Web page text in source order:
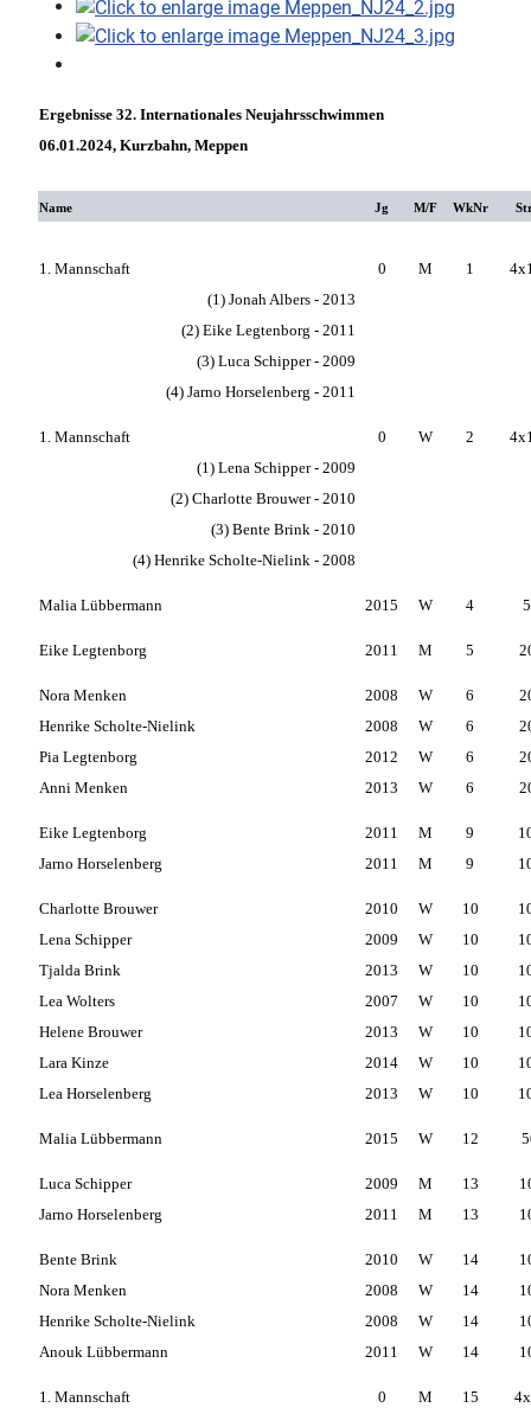
Ergebnisse 32. Internationales Neujahrsschwimmen
06.01.2024, Kurzbahn, Meppen
Name Jg M/F WkNr
1. Mannschaft 0 M 1
(1) Jonah Albers - 2013
(2) Eike Legtenborg - 2011
(3) Luca Schipper - 2009
(4) Jarno Horselenberg - 2011
1. Mannschaft 0 W 2
(1) Lena Schipper - 2009
(2) Charlotte Brouwer - 2010
(3) Bente Brink - 2010
(4) Henrike Scholte-Nielink - 2008
Malia Lübbermann 2015 W 4
Eike Legtenborg 2011 M 5
Nora Menken 2008 W 6
Henrike Scholte-Nielink
2008 W 6
Pia Legtenborg
2012 W 6
Anni Menken
2013 W 6
Eike Legtenborg 2011 M 9
Jarno Horselenberg
2011 M 9
Charlotte Brouwer 2010 W 10
Lena Schipper
2009 W 10
Tjalda Brink
2013 W 10
Lea Wolters
2007 W 10
Helene Brouwer
2013 W 10
Lara Kinze
2014 W 10
Lea Horselenberg
2013 W 10
Malia Lübbermann 2015 W 12
Luca Schipper 2009 M 13
Jarno Horselenberg
2011 M 13
Bente Brink 2010 W 14
Nora Menken
2008 W 14
Henrike Scholte-Nielink
2008 W 14
Anouk Lübbermann
2011 W 14
1. Mannschaft 0 M 15